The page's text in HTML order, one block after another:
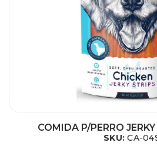
COMIDA P/PERRO
SKU:CA-